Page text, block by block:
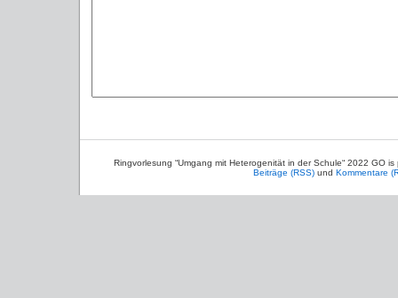
Ringvorlesung “Umgang mit Heterogenität in der Schule“ 2022 GO
Beiträge (RSS)und Kommentare